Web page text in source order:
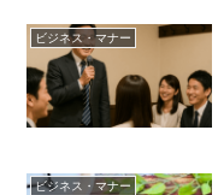
ビジネス・マナー
ビジネス・マナー